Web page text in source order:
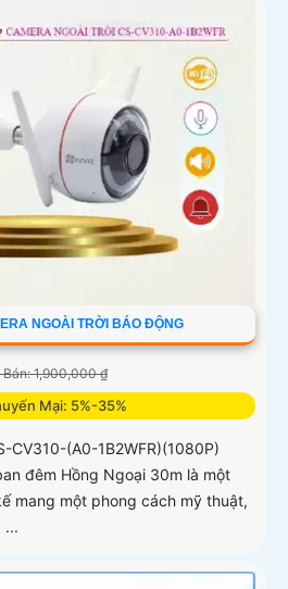
NGOÀI TRỜI BÁO ĐỘNG
Bán: 1,900,000 ₫
Mại: 5%-35%
CV310-(A0-1B2WFR)(1080P)
đêm Hồng Ngoại 30m là một
mang một phong cách mỹ thuật,
...